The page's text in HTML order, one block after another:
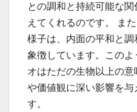
との調和と持続可能な
えてくれるのです。 ま
様子は、内面の平和と
象徴しています。この
オはただの生物以上の
や価値観に深い影響を与
す。